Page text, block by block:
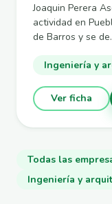
Joaquin Perera
actividad en
de Barros y se
Ingeniería y
Ver ficha
Todas las
Ingeniería y